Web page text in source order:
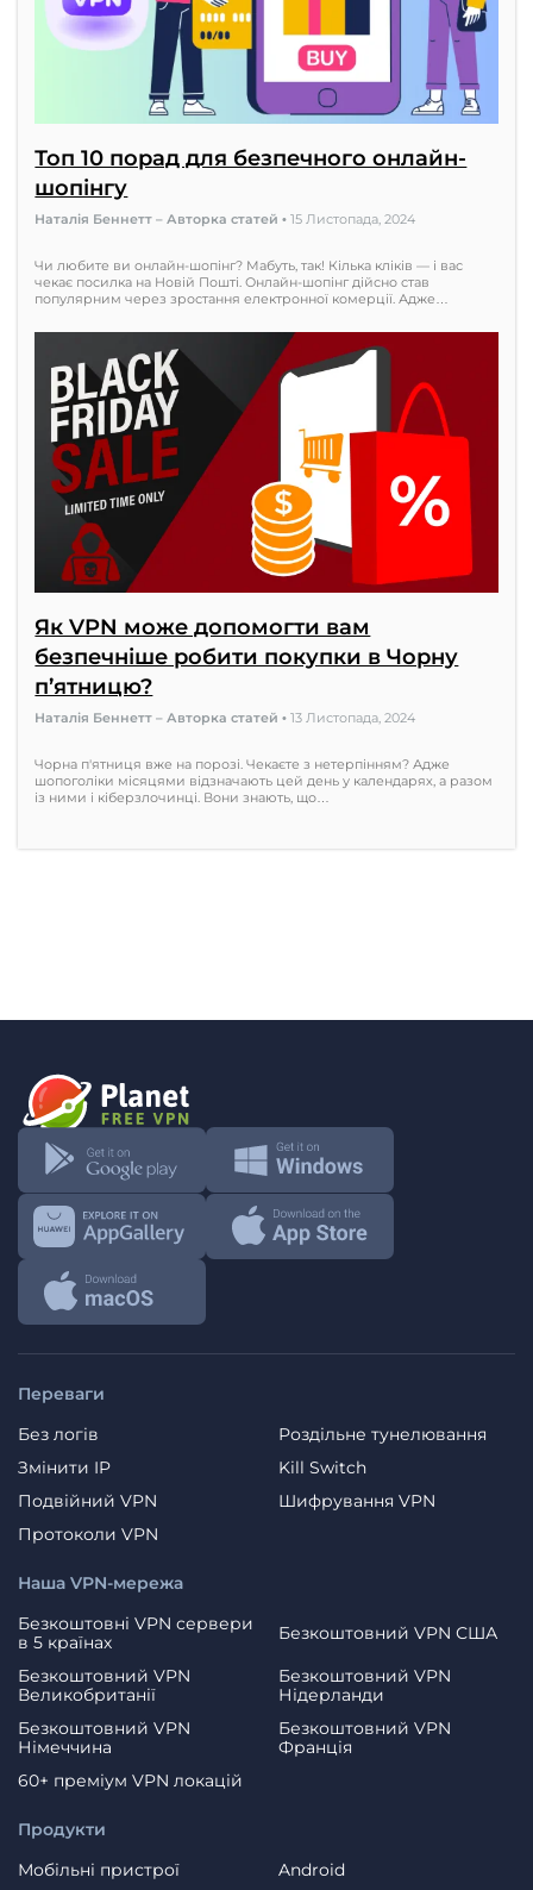
Топ 10 порад для безпечного онлайн-
шопінгу
Наталія Беннетт – Авторка статей•15 Листопада, 2024
Чи любите ви онлайн-шопінг? Мабуть, так! Кілька кліків — і вас
чекає посилка на Новій Пошті. Онлайн-шопінг дійсно став
популярним через зростання електронної комерції. Адже…
Як VPN може допомогти вам
безпечніше робити покупки в Чорну
п’ятницю?
Наталія Беннетт – Авторка статей•13 Листопада, 2024
Чорна п'ятниця вже на порозі. Чекаєте з нетерпінням? Адже
шопоголіки місяцями відзначають цей день у календарях, а разом
із ними і кіберзлочинці. Вони знають, що…
Переваги
Без логів
Роздільне тунелювання
Змінити IP
Kill Switch
Подвійний VPN
Шифрування VPN
Протоколи VPN
Продукти
Мобільні пристрої
Android
Наша VPN-мережа
Безкоштовні VPN сервери
в 5 країнах
Безкоштовний VPN США
Безкоштовний VPN
Великобританії
Безкоштовний VPN
Нідерланди
Безкоштовний VPN
Німеччина
Безкоштовний VPN
Франція
60+ преміум VPN локацій